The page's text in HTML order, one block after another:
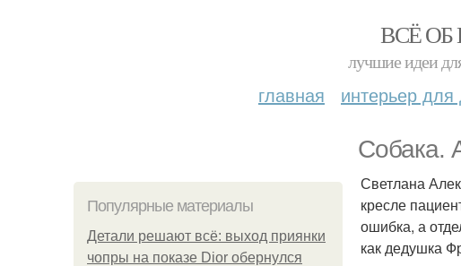
ВСЁ
лучшие идеи
главная интерьер
Собака.
Популярные материалы
Детали решают всё: выход приянки
чопры на показе Dior обернулся
Светлана
кресле
ошибка, а
как дедушка